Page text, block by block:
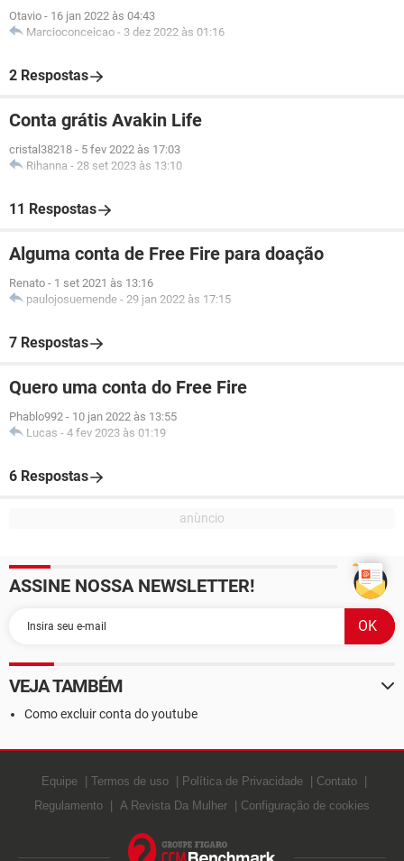
Otavio - 16 jan 2022 às 04:43
Marcioconceicao - 3 dez 2022 às 01:16
2 Respostas
Conta grátis Avakin Life
cristal38218 - 5 fev 2022 às 17:03
Rihanna - 28 set 2023 às 13:10
11 Respostas
Alguma conta de Free Fire para doação
Renato - 1 set 2021 às 13:16
paulojosuemende - 29 jan 2022 às 17:15
7 Respostas
Quero uma conta do Free Fire
Phablo992 - 10 jan 2022 às 13:55
Lucas - 4 fev 2023 às 01:19
6 Respostas
ASSINE NOSSA NEWSLETTER!
VEJA TAMBÉM
Como excluir conta do youtube
Equipe Termos de uso Política de Privacidade
Contato
Regulamento
A Revista Da Mulher Configuração de cookies